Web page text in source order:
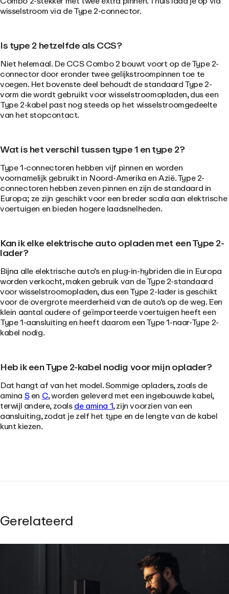
wisselstroom via de Type 2-connector.
Is type 2 hetzelfde als CCS?
Niet helemaal. De CCS Combo 2 bouwt voort op de Type 2-
connector door eronder twee gelijkstroompinnen toe te
voegen. Het bovenste deel behoudt de standaard Type 2-
vorm die wordt gebruikt voor wisselstroomopladen, dus een
Type 2-kabel past nog steeds op het wisselstroomgedeelte
van het stopcontact.
Wat is het verschil tussen type 1 en type 2?
Type 1-connectoren hebben vijf pinnen en worden
voornamelijk gebruikt in Noord-Amerika en Azië. Type 2-
connectoren hebben zeven pinnen en zijn de standaard in
Europa; ze zijn geschikt voor een breder scala aan elektrische
voertuigen en bieden hogere laadsnelheden.
Kan ik elke elektrische auto opladen met een Type 2-
lader?
Bijna alle elektrische auto’s en plug-in-hybriden die in Europa
worden verkocht, maken gebruik van de Type 2-standaard
voor wisselstroomopladen, dus een Type 2-lader is geschikt
voor de overgrote meerderheid van de auto’s op de weg. Een
klein aantal oudere of geïmporteerde voertuigen heeft een
Type 1-aansluiting en heeft daarom een Type 1-naar-Type 2-
kabel nodig.
Heb ik een Type 2-kabel nodig voor mijn oplader?
Dat hangt af van het model. Sommige opladers, zoals de
aminaSenC, worden geleverd met een ingebouwde kabel,
terwijl andere, zoalsde amina 1, zijn voorzien van een
aansluiting, zodat je zelf het type en de lengte van de kabel
kunt kiezen.
Gerelateerd